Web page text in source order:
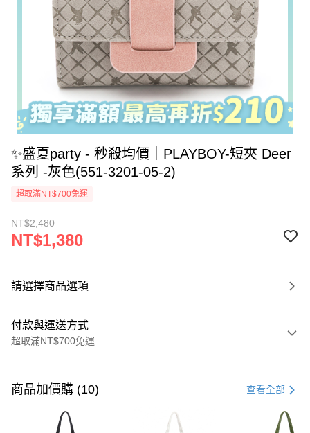
✨盛夏party - 秒殺均價｜PLAYBOY-短夾 Deer
系列 -灰色(551-3201-05-2)
超取滿NT$700免運
NT$2,480
NT$1,380
請選擇商品選項
付款與運送方式
超取滿NT$700免運
信用卡一次付款
超商取貨付款
商品加價購 (10) 查看全部